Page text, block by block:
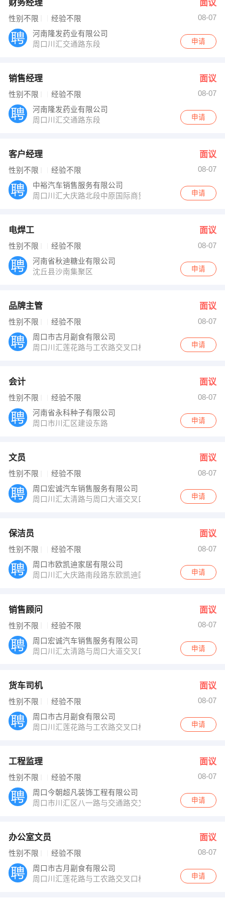
财务经理 面议
性别不限 经验不限
08-07
河南隆发药业有限公司
周口川汇交通路东段
申请
销售经理 面议
性别不限 经验不限
08-07
河南隆发药业有限公司
周口川汇交通路东段
申请
客户经理 面议
性别不限 经验不限
08-07
中裕汽车销售服务有限公司
周口川汇大庆路北段中原国际商贸城向北100米路东周口
申请
电焊工 面议
性别不限 经验不限
08-07
河南省秋迪糖业有限公司
沈丘县沙南集聚区
申请
品牌主管 面议
性别不限 经验不限
08-07
周口市古月副食有限公司
周口川汇莲花路与工农路交叉口棉麻仓库
申请
会计 面议
性别不限 经验不限
08-07
河南省永科种子有限公司
周口市川汇区建设东路
申请
文员 面议
性别不限 经验不限
08-07
周口宏诚汽车销售服务有限公司
周口川汇太清路与周口大道交叉口西200米路南
申请
保洁员 面议
性别不限 经验不限
08-07
周口市欧凯迪家居有限公司
周口川汇大庆路南段路东欧凯迪国际家居广场
申请
销售顾问 面议
性别不限 经验不限
08-07
周口宏诚汽车销售服务有限公司
周口川汇太清路与周口大道交叉口西200米路南
申请
货车司机 面议
性别不限 经验不限
08-07
周口市古月副食有限公司
周口川汇莲花路与工农路交叉口棉麻仓库
申请
工程监理 面议
性别不限 经验不限
08-07
周口今朝超凡装饰工程有限公司
周口市川汇区八一路与交通路交叉口向东30米路北
申请
办公室文员 面议
性别不限 经验不限
08-07
周口市古月副食有限公司
周口川汇莲花路与工农路交叉口棉麻仓库
申请